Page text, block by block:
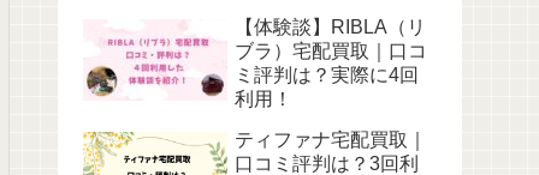
【体験談】RIBLA（リ
ブラ）宅配買取｜口コ
ミ評判は？実際に4回
利用！
ティファナ宅配買取｜
口コミ評判は？3回利